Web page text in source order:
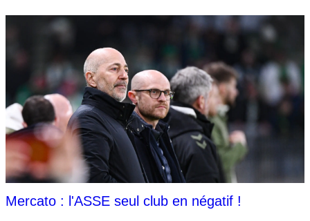
Mercato : l'ASSE seul club en négatif !